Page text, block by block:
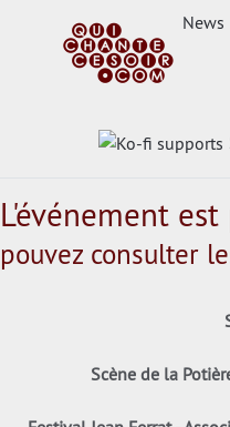
News
L'événement est
pouvez consulter
Scène de la